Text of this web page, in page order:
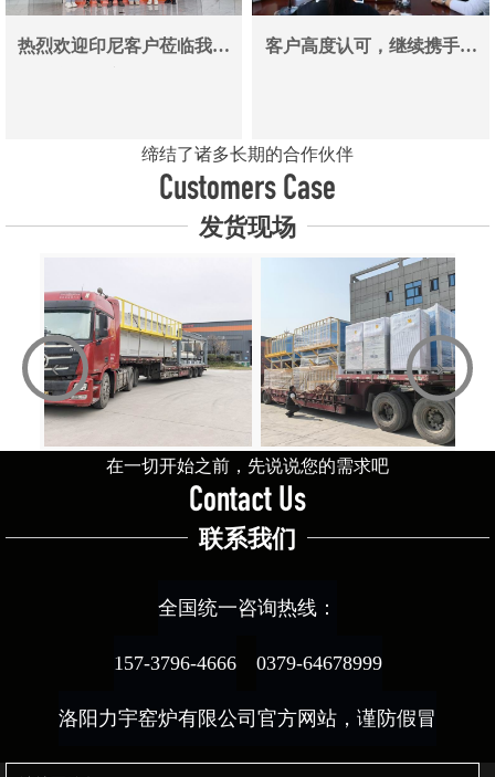
热烈欢迎印尼客户莅临我司
客户高度认可，继续携手同
缔结了诸多长期的合作伙伴
Customers Case
发货现场
‹ ›
在一切开始之前，先说说您的需求吧
Contact Us
联系我们
全国统一咨询热线：
157-3796-4666 0379-64678999
洛阳力宇窑炉有限公司官方网站，谨防假冒